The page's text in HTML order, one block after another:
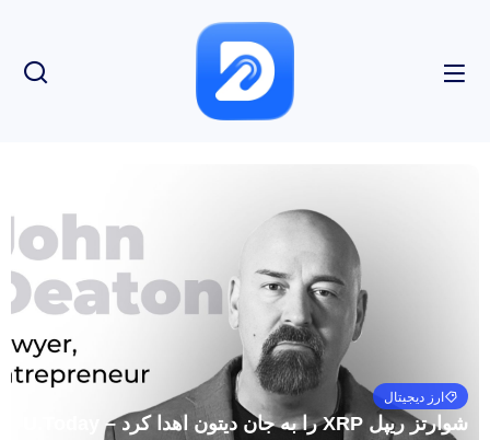
ارز دیجیتال
شوارتز ریپل XRP را به جان دیتون اهدا کرد – U.Today